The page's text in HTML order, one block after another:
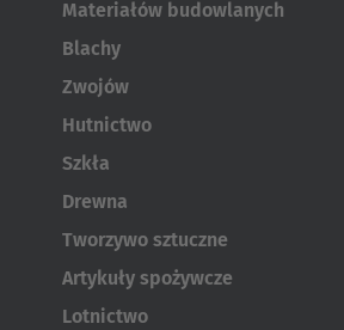
Materiałów budowlanych
Blachy
Zwojów
Hutnictwo
Szkła
Drewna
Tworzywo sztuczne
Artykuły spożywcze
Lotnictwo